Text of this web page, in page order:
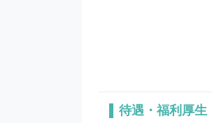
待遇・福利厚生